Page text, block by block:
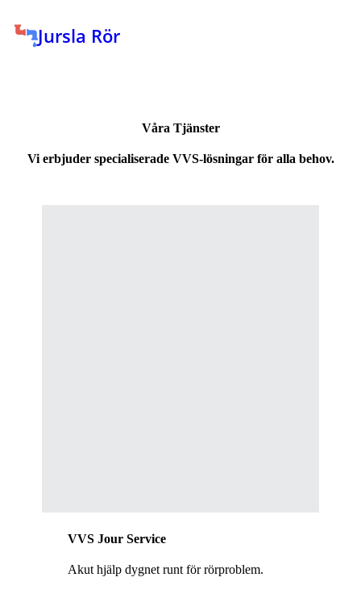
Jursla Rör
Våra Tjänster
Vi erbjuder specialiserade VVS-lösningar för alla behov.
VVS Jour Service
Akut hjälp dygnet runt för rörproblem.